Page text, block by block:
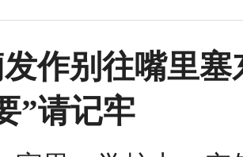
作别往嘴里塞
”请记牢